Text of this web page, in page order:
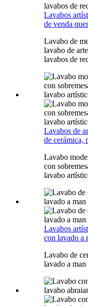
Lavabos
de venda
Lavabo de
lavabo de
lavabos de
Lavabos de
de cerámica,
Lavabo
con
lavabo
Lavabos
con lavado a
Lavabo de
lavado a man